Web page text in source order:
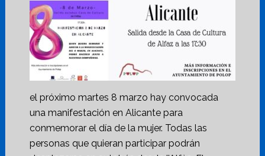
el próximo martes 8 marzo hay convocada
una manifestación en Alicante para
conmemorar el día de la mujer. Todas las
personas que quieran participar podrán